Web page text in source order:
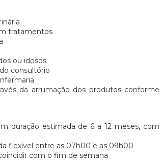
tratamentos
ou idosos
consultório
da arrumação dos produtos conforme
duração estimada de 6 a 12 meses, com
flexível entre as 07h00 e as 09h00
com o fim de semana